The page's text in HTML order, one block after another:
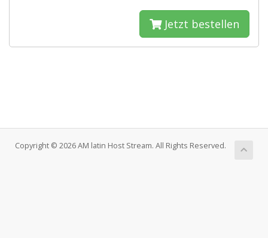
Jetzt bestellen
Copyright © 2026 AM latin Host Stream. All Rights Reserved.